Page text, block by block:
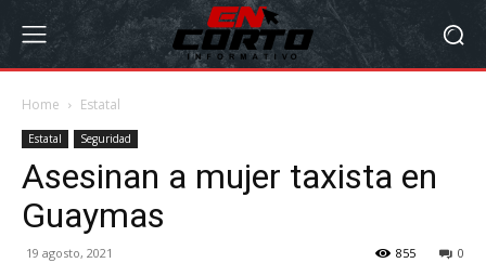
Home Estatal
Estatal Seguridad
Asesinan a mujer taxista en
Guaymas
19 agosto, 2021 0
855